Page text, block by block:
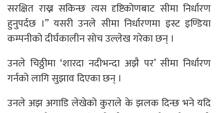
सरक्षित राख्न सकिन्छ त्यस दृष्टिकोणबाट सीमा निर्धारण
हुनुपर्दछ ।” यसरी उनले सीमा निर्धारणमा इस्ट इण्डिया
कम्पनीको दीर्घकालीन सोच उल्लेख गरेका छन् ।
उनले चिठ्ठीमा ‘शारदा नदीभन्दा अझै पर’ सीमा निर्धारण
गर्नको लागि सुझाव दिएका छन् ।
उनले अझ अगाडि लेखेको कुराले के झलक दिन्छ भने यदि